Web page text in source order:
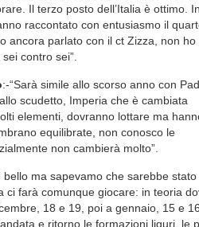
Il terzo posto dell’Italia è ottimo.
raccontato con entusiasmo il
ancora parlato con il ct Zizza, non ho
contro sei”.
:-“Sarà simile allo scorso anno con
scudetto, Imperia che è cambiata
elementi, dovranno lottare ma
equilibrate, non conosco le
non cambierà molto”.
bello ma sapevamo che sarebbe
ci farà comunque giocare: in teoria
18 e 19, poi a gennaio, 15 e
e ritorno le formazioni liguri, le